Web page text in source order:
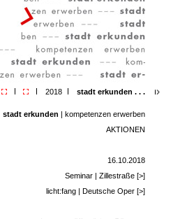
2018 stadt erkunden . . .
stadt erkunden | kompetenzen erwerben
AKTIONEN
16.10.2018
Seminar | Zillestraße [>]
licht:fang | Deutsche Oper [>]